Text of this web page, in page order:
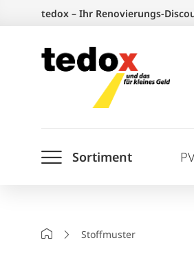
springen
tedox – Ihr Renovierungs-
Sortiment
StartseiteStoffmuster